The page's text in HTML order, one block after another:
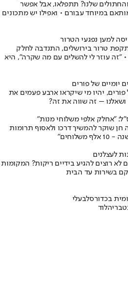
שלנו? תתפלאו, אבל אפשר
במיוחד עבורם • ואפילו יש מתכונים
למען נפגעי הטרור
טרור בירושלים, התנדבה לחלק
• "זה עוזר לי להשלים עם מה שקרה", היא
יומיים של פורים
פורים, יהיו מי שיקראו ארבע פעמים את
– זה שווה את זה?
"אחלק אלפי משלוחי מנות"
שוקר להמשיך דרכו ולאסוף תרומות
לעצלנים
רוצים להגיע בידיים ריקות? המקומות
בשירות עד הבית
בכדורסלבעלי
טבריהלוד